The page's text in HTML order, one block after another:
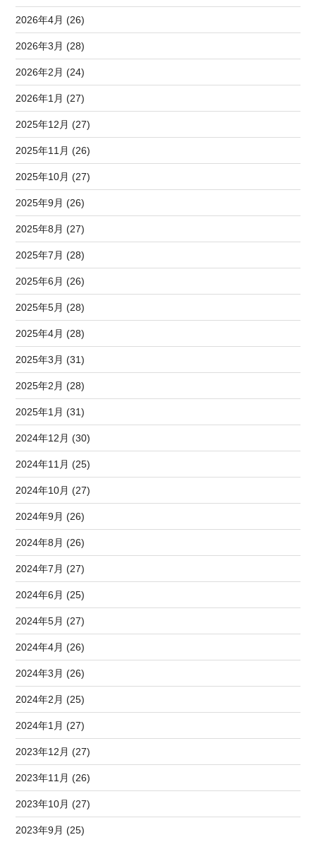
2026年4月 (26)
2026年3月 (28)
2026年2月 (24)
2026年1月 (27)
2025年12月 (27)
2025年11月 (26)
2025年10月 (27)
2025年9月 (26)
2025年8月 (27)
2025年7月 (28)
2025年6月 (26)
2025年5月 (28)
2025年4月 (28)
2025年3月 (31)
2025年2月 (28)
2025年1月 (31)
2024年12月 (30)
2024年11月 (25)
2024年10月 (27)
2024年9月 (26)
2024年8月 (26)
2024年7月 (27)
2024年6月 (25)
2024年5月 (27)
2024年4月 (26)
2024年3月 (26)
2024年2月 (25)
2024年1月 (27)
2023年12月 (27)
2023年11月 (26)
2023年10月 (27)
2023年9月 (25)